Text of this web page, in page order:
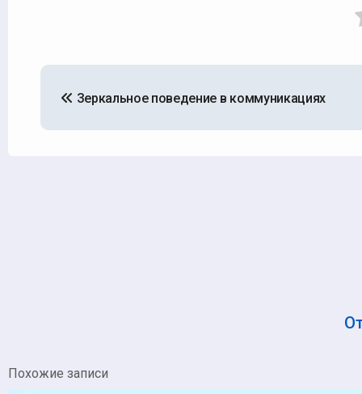
записям
Зеркальное поведение в коммуникациях
Похожие записи